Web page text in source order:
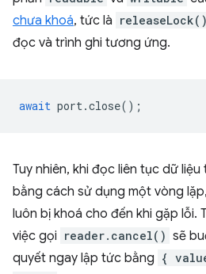
chưa khoá, tức là releaseLock()
đọc và trình ghi tương ứng.
await port.close();
Tuy nhiên, khi đọc liên tục dữ
bằng cách sử dụng một vòng lặp,
luôn bị khoá cho đến khi gặp lỗi.
việc gọi reader.cancel() sẽ
quyết ngay lập tức bằng {